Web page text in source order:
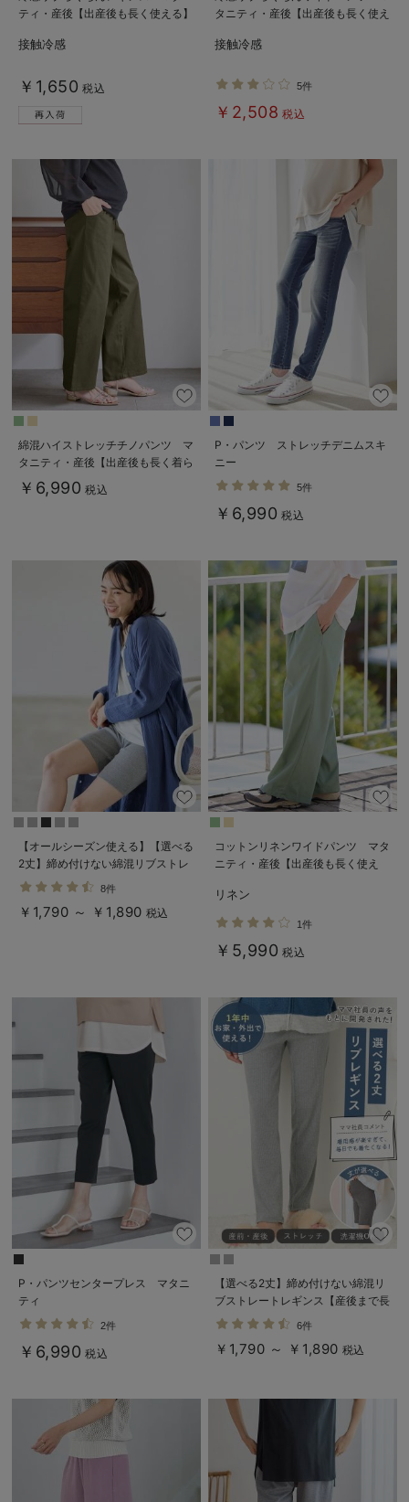
ティ・産後【出産後も長く使える】
接触冷感
￥1,650 税込
タニティ・産後【出産後も長く使え
接触冷感
5件
￥2,508 税込
綿混ハイストレッチチノパンツ マ
タニティ・産後【出産後も長く着ら
れる】
￥6,990 税込
P・パンツ ストレッチデニムスキ
ニー
5件
￥6,990 税込
【オールシーズン使える】【選べる
2丈】締め付けない綿混リブストレ
ートレギンス【産後まで長く使え
8件
￥1,790 ～ ￥1,890 税込
コットンリネンワイドパンツ マタ
ニティ・産後【出産後も長く使え
リネン
1件
￥5,990 税込
P・パンツセンタープレス マタニ
ティ
2件
￥6,990 税込
【選べる2丈】締め付けない綿混リ
ブストレートレギンス【産後まで長
く使える】
6件
￥1,790 ～ ￥1,890 税込